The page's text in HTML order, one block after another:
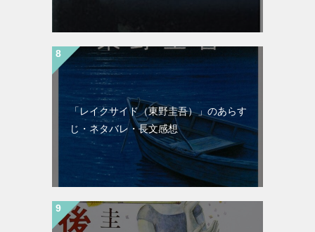
「レイクサイド（東野圭吾）」のあらす
じ・ネタバレ・長文感想